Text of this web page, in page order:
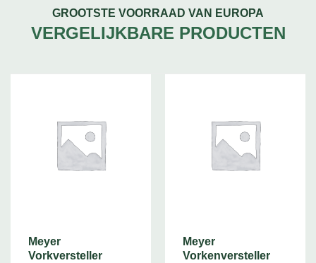
GROOTSTE VOORRAAD VAN EUROPA
VERGELIJKBARE PRODUCTEN
Meyer
Vorkversteller
Meyer
Vorkenversteller